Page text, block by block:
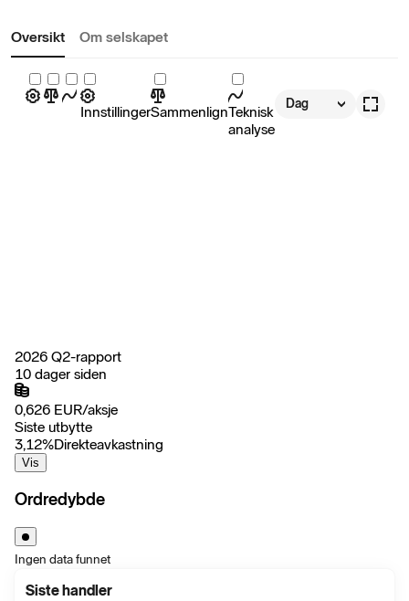
Oversikt Om selskapet
InnstillingerSammenlignTeknisk
analyse
Dag
2026 Q2-rapport
10 dager siden
0,626 EUR/aksje
Siste utbytte
3,12%Direkteavkastning
Vis
Ordredybde
Ingen data funnet
Siste handler